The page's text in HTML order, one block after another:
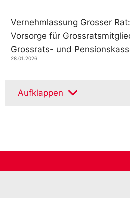
Vernehmlassung Grosser
Vorsorge für
Grossrats- und
28.01.2026
Aufklappen